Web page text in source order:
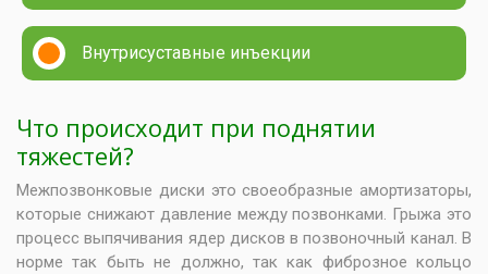
Внутрисуставные инъекции
Что происходит при поднятии
тяжестей?
Межпозвонковые диски это своеобразные амортизаторы,
которые снижают давление между позвонками. Грыжа это
процесс выпячивания ядер дисков в позвоночный канал. В
норме так быть не должно, так как фиброзное кольцо